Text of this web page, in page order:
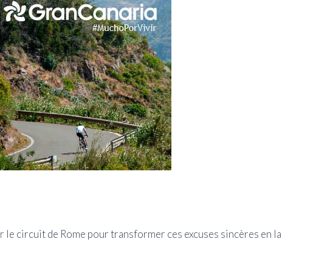
le circuit de Rome pour transformer ces excuses sincères en la